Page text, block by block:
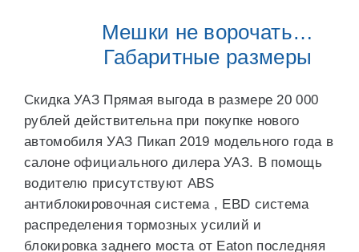
Мешки не ворочать…
Габаритные размеры
Скидка УАЗ Прямая выгода в размере 20 000
рублей действительна при покупке нового
автомобиля УАЗ Пикап 2019 модельного года в
салоне официального дилера УАЗ. В помощь
водителю присутствуют ABS
антиблокировочная система , EBD система
распределения тормозных усилий и
блокировка заднего моста от Eaton последняя